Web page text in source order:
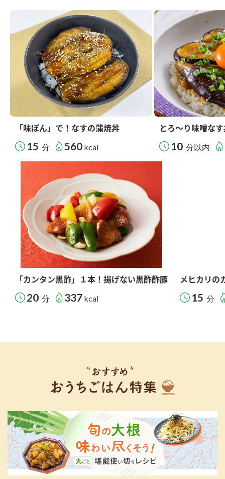
「味ぽん」で！なすの蒲焼丼
15 分 560 kcal
とろ～り味噌な
10 分以内
「カンタン黒酢」１本！揚げない黒酢酢豚
20 分 337 kcal
メヒカリの
15 分